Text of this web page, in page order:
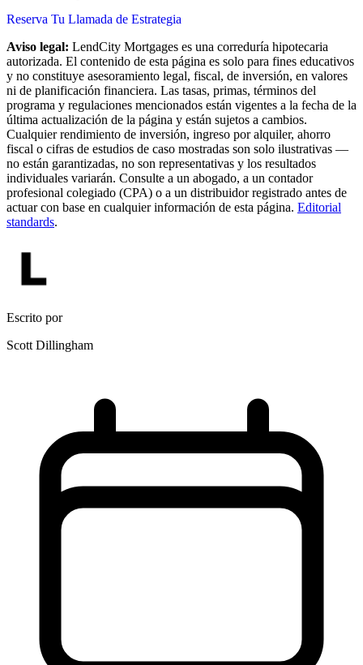
Reserva Tu Llamada de Estrategia
Aviso legal: LendCity Mortgages es una correduría hipotecaria
autorizada. El contenido de esta página es solo para fines educativos
y no constituye asesoramiento legal, fiscal, de inversión, en valores
ni de planificación financiera. Las tasas, primas, términos del
programa y regulaciones mencionados están vigentes a la fecha de la
última actualización de la página y están sujetos a cambios.
Cualquier rendimiento de inversión, ingreso por alquiler, ahorro
fiscal o cifras de estudios de caso mostradas son solo ilustrativas —
no están garantizadas, no son representativas y los resultados
individuales variarán. Consulte a un abogado, a un contador
profesional colegiado (CPA) o a un distribuidor registrado antes de
actuar con base en cualquier información de esta página. Editorial
standards.
Escrito por
Scott Dillingham